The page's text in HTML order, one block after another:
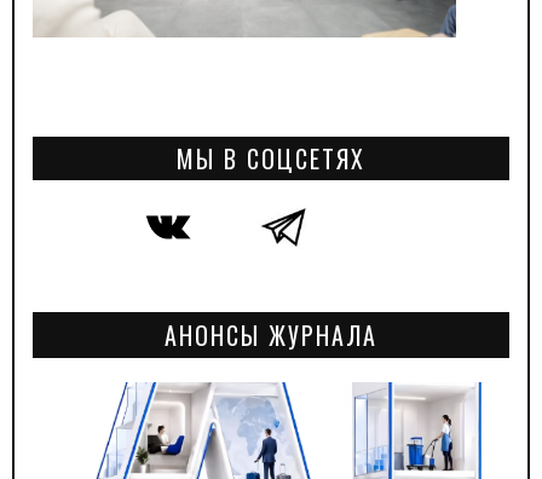
МЫ В СОЦСЕТЯХ
АНОНСЫ ЖУРНАЛА